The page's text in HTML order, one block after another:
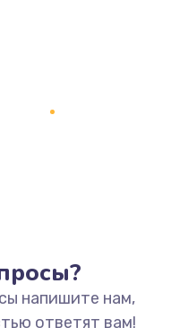
напишите нам,
ответят вам!